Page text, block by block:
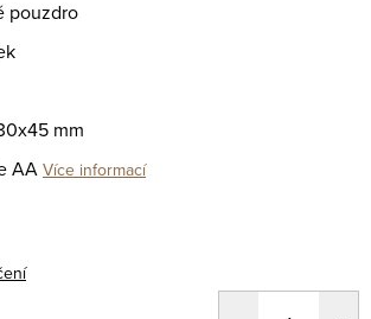
pouzdro
mm
AA Více informací